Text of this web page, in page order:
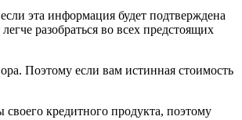
эта информация будет подтверждена
разобраться во всех предстоящих
Поэтому если вам истинная стоимость
кредитного продукта, поэтому